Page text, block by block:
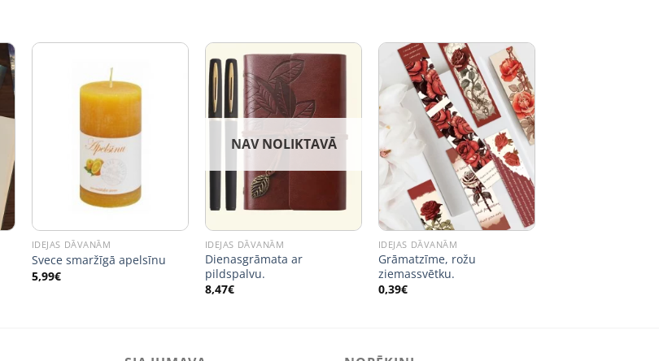
IDEJAS DĀVANĀM
Svece smaržīgā apelsīnu
5,99€
NAV NOLIKTAVĀ
IDEJAS DĀVANĀM
Dienasgrāmata ar
pildspalvu.
8,47€
IDEJAS DĀVANĀM
Grāmatzīme, rožu
ziemassvētku.
0,39€